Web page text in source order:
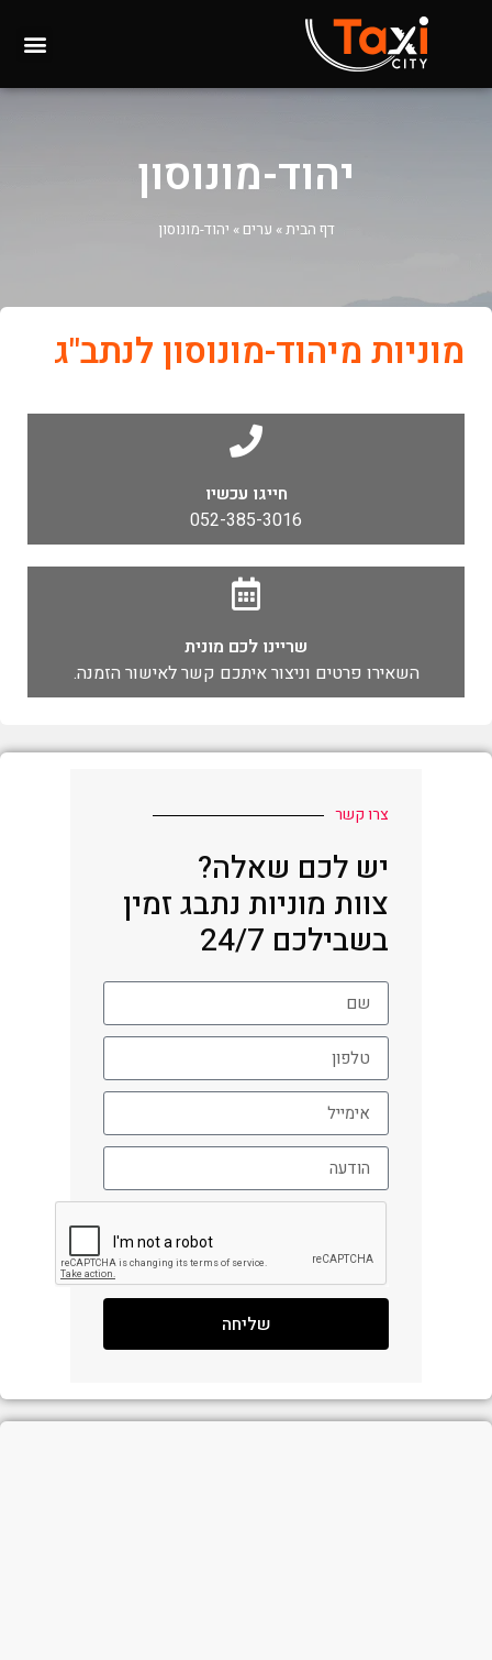
יהוד-מונוסון
דף הבית» ערים » יהוד-מונוסון
מוניות מיהוד-מונוסון לנתב"ג
חייגו עכשיו
052-385-3016
שריינו לכם מונית
השאירו פרטים וניצור איתכם קשר לאישור הזמנה.
צרו קשר
יש לכם שאלה?
צוות מוניות נתבג זמין
בשבילכם 24/7
שליחה